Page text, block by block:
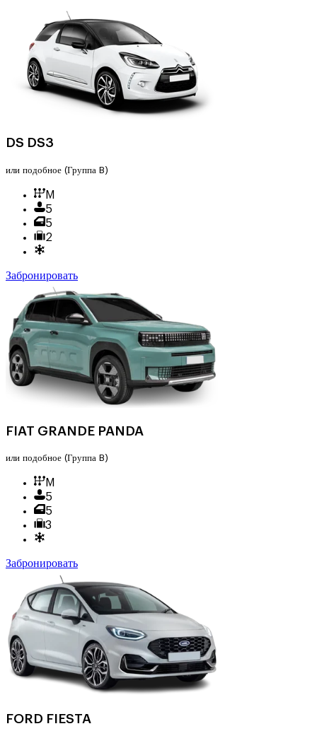
DS DS3
или подобное (Группа B)
M
5
5
2
Забронировать
FIAT GRANDE PANDA
или подобное (Группа B)
M
5
5
3
Забронировать
FORD FIESTA